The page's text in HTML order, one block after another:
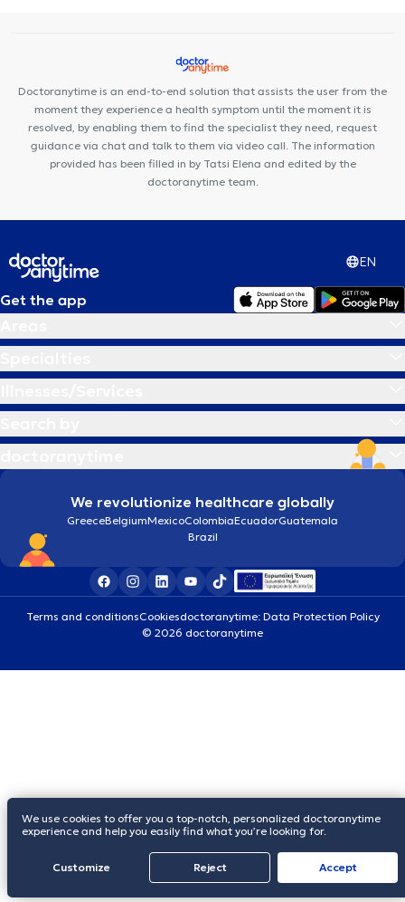
Doctoranytime is an end-to-end solution that assists the user from the
moment they experience a health symptom until the moment it is
resolved, by enabling them to find the specialist they need, request
guidance via chat and talk to them via video call. The information
provided has been filled in by Tatsi Elena and edited by the
doctoranytime team.
EN
Get the app
We revolutionize healthcare globally
GreeceBelgiumMexicoColombiaEcuadorGuatemala
Brazil
Terms and conditionsCookiesdoctoranytime: Data Protection Policy
© 2026 doctoranytime
We use cookies to offer you a top-notch, personalized doctoranytime
experience and help you easily find what you’re looking for.
Customize Reject Accept